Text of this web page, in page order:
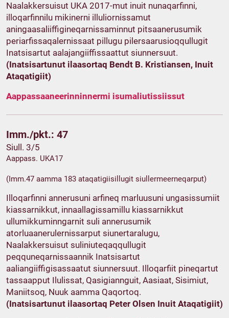
Naalakkersuisut UKA 2017-mut inuit nunaqarfinni,
illoqarfinnilu mikinerni illuliornissamut
aningaasaliiffigineqarnissaminnut pitsaanerusumik
periarfissaqalernissaat pillugu pilersaarusioqqullugit
Inatsisartut aalajangiiffissaattut siunnersuut.
(Inatsisartunut ilaasortaq Bendt B. Kristiansen, Inuit
Ataqatigiit)
Aappassaaneerinninnermi isumaliutissiissut
Imm./pkt.: 47
Siull. 3/5
Aappass. UKA17
(Imm.47 aamma 183 ataqatigiisillugit siullermeerneqarput)
Illoqarfinni annerusuni arfineq marluusuni ungasissumiit
kiassarnikkut, innaallagissamillu kiassarnikkut
ullumikkuminngarnit suli annerusumik
atorluaanerulernissarput siunertaralugu,
Naalakkersuisut suliniuteqaqqullugit
peqquneqarnissaannik Inatsisartut
aaliangiiffigisassaatut siunnersuut. Illoqarfiit pineqartut
tassaapput Ilulissat, Qasigiannguit, Aasiaat, Sisimiut,
Maniitsoq, Nuuk aamma Qaqortoq.
(Inatsisartunut ilaasortaq Peter Olsen Inuit Ataqatigiit)